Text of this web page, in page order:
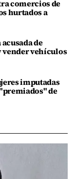
comercios de
hurtados a
de
vehículos
imputadas
de